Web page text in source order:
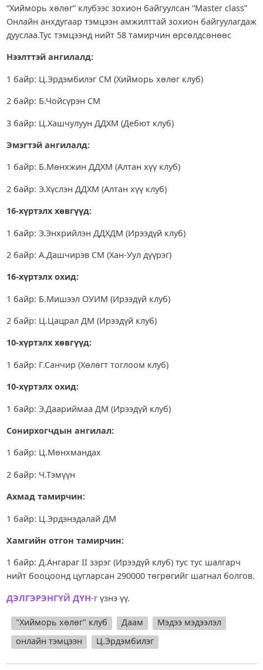
“Хийморь хөлөг” клубээс зохион байгуулсан “Master class”
Онлайн анхдугаар тэмцээн амжилттай зохион байгуулагдаж
дууслаа.Тус тэмцээнд нийт 58 тамирчин өрсөлдсөнөөс
Нээлттэй ангилалд:
1 байр: Ц.Эрдэмбилэг СМ (Хийморь хөлөг клуб)
2 байр: Б.Чойсүрэн СМ
3 байр: Ц.Хашчулуун ДДХМ (Дебют клуб)
Эмэгтэй ангилалд:
1 байр: Б.Мөнхжин ДДХМ (Алтан хүү клуб)
2 байр: Э.Хүслэн ДДХМ (Алтан хүү клуб)
16-хүртэлх хөвгүүд:
1 байр: Э.Энхрийлэн ДДХДМ (Ирээдүй клуб)
2 байр: А.Дашчирэв СМ (Хан-Уул дүүрэг)
16-хүртэлх охид:
1 байр: Б.Мишээл ОУИМ (Ирээдүй клуб)
2 байр: Ц.Цацрал ДМ (Ирээдүй клуб)
10-хүртэлх хөвгүүд:
1 байр: Г.Санчир (Хөлөгт тоглоом клуб)
10-хүртэлх охид:
1 байр: Э.Даариймаа ДМ (Ирээдүй клуб)
Сонирхогчдын ангилал:
1 байр: Ц.Мөнхмандах
2 байр: Ч.Тэмүүн
Ахмад тамирчин:
1 байр: Ц.Эрдэнэдалай ДМ
Хамгийн отгон тамирчин:
1 байр: Д.Ангараг II зэрэг (Ирээдүй клуб) тус тус шалгарч
нийт бооцоонд цугларсан 290000 төгрөгийг шагнал болгов.
ДЭЛГЭРЭНГҮЙ ДҮН-г үзнэ үү.
"Хийморь хөлөг" клуб Даам
Мэдээ мэдээлэл
онлайн тэмцээн
Ц.Эрдэмбилэг